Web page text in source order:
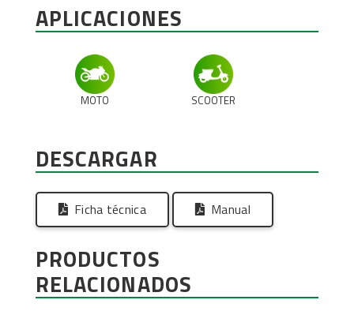
APLICACIONES
MOTO SCOOTER
DESCARGAR
Ficha técnica Manual
PRODUCTOS
RELACIONADOS